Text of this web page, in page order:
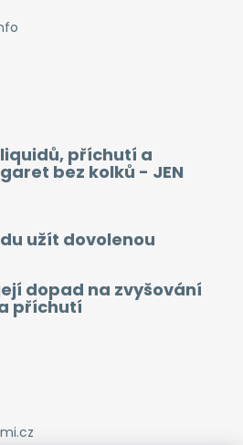
liquidů, příchutí a
bez kolků - JEN
užít dovolenou
dopad na zvyšování
příchutí